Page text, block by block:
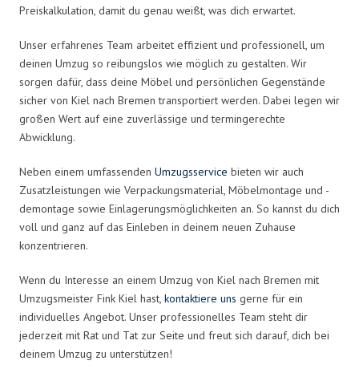
Preiskalkulation, damit du genau weißt, was dich erwartet.
Unser erfahrenes Team arbeitet effizient und professionell, um
deinen Umzug so reibungslos wie möglich zu gestalten. Wir
sorgen dafür, dass deine Möbel und persönlichen Gegenstände
sicher von Kiel nach Bremen transportiert werden. Dabei legen wir
großen Wert auf eine zuverlässige und termingerechte
Abwicklung.
Neben einem umfassenden Umzugsservice bieten wir auch
Zusatzleistungen wie Verpackungsmaterial, Möbelmontage und -
demontage sowie Einlagerungsmöglichkeiten an. So kannst du dich
voll und ganz auf das Einleben in deinem neuen Zuhause
konzentrieren.
Wenn du Interesse an einem Umzug von Kiel nach Bremen mit
Umzugsmeister Fink Kiel hast, kontaktiere uns gerne für ein
individuelles Angebot. Unser professionelles Team steht dir
jederzeit mit Rat und Tat zur Seite und freut sich darauf, dich bei
deinem Umzug zu unterstützen!